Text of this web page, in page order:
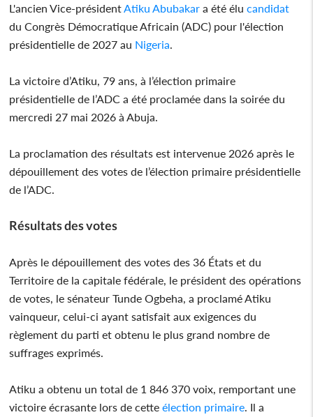
L'ancien Vice-président Atiku Abubakar a été élu candidat
du Congrès Démocratique Africain (ADC) pour l'élection
présidentielle de 2027 au Nigeria
La victoire d’Atiku, 79 ans, à l’élection primaire
présidentielle de l’ADC a été proclamée dans la soirée du
mercredi 27 mai 2026 à Abuja.
La proclamation des résultats est intervenue 2026 après le
dépouillement des votes de l’élection primaire présidentielle
de l’ADC.
Résultats des votes
Après le dépouillement des votes des 36 États et du
Territoire de la capitale fédérale, le président des opérations
de votes, le sénateur Tunde Ogbeha, a proclamé Atiku
vainqueur, celui-ci ayant satisfait aux exigences du
règlement du parti et obtenu le plus grand nombre de
suffrages exprimés.
Atiku a obtenu un total de 1 846 370 voix, remportant une
victoire écrasante lors de cette élection primaire . Il a